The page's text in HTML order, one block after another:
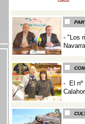
- "Los
-
El